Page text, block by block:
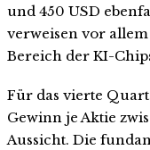
und 450 USD
verweisen vor
Bereich der KI-
Für das vierte
Gewinn je Aktie
Aussicht. Die